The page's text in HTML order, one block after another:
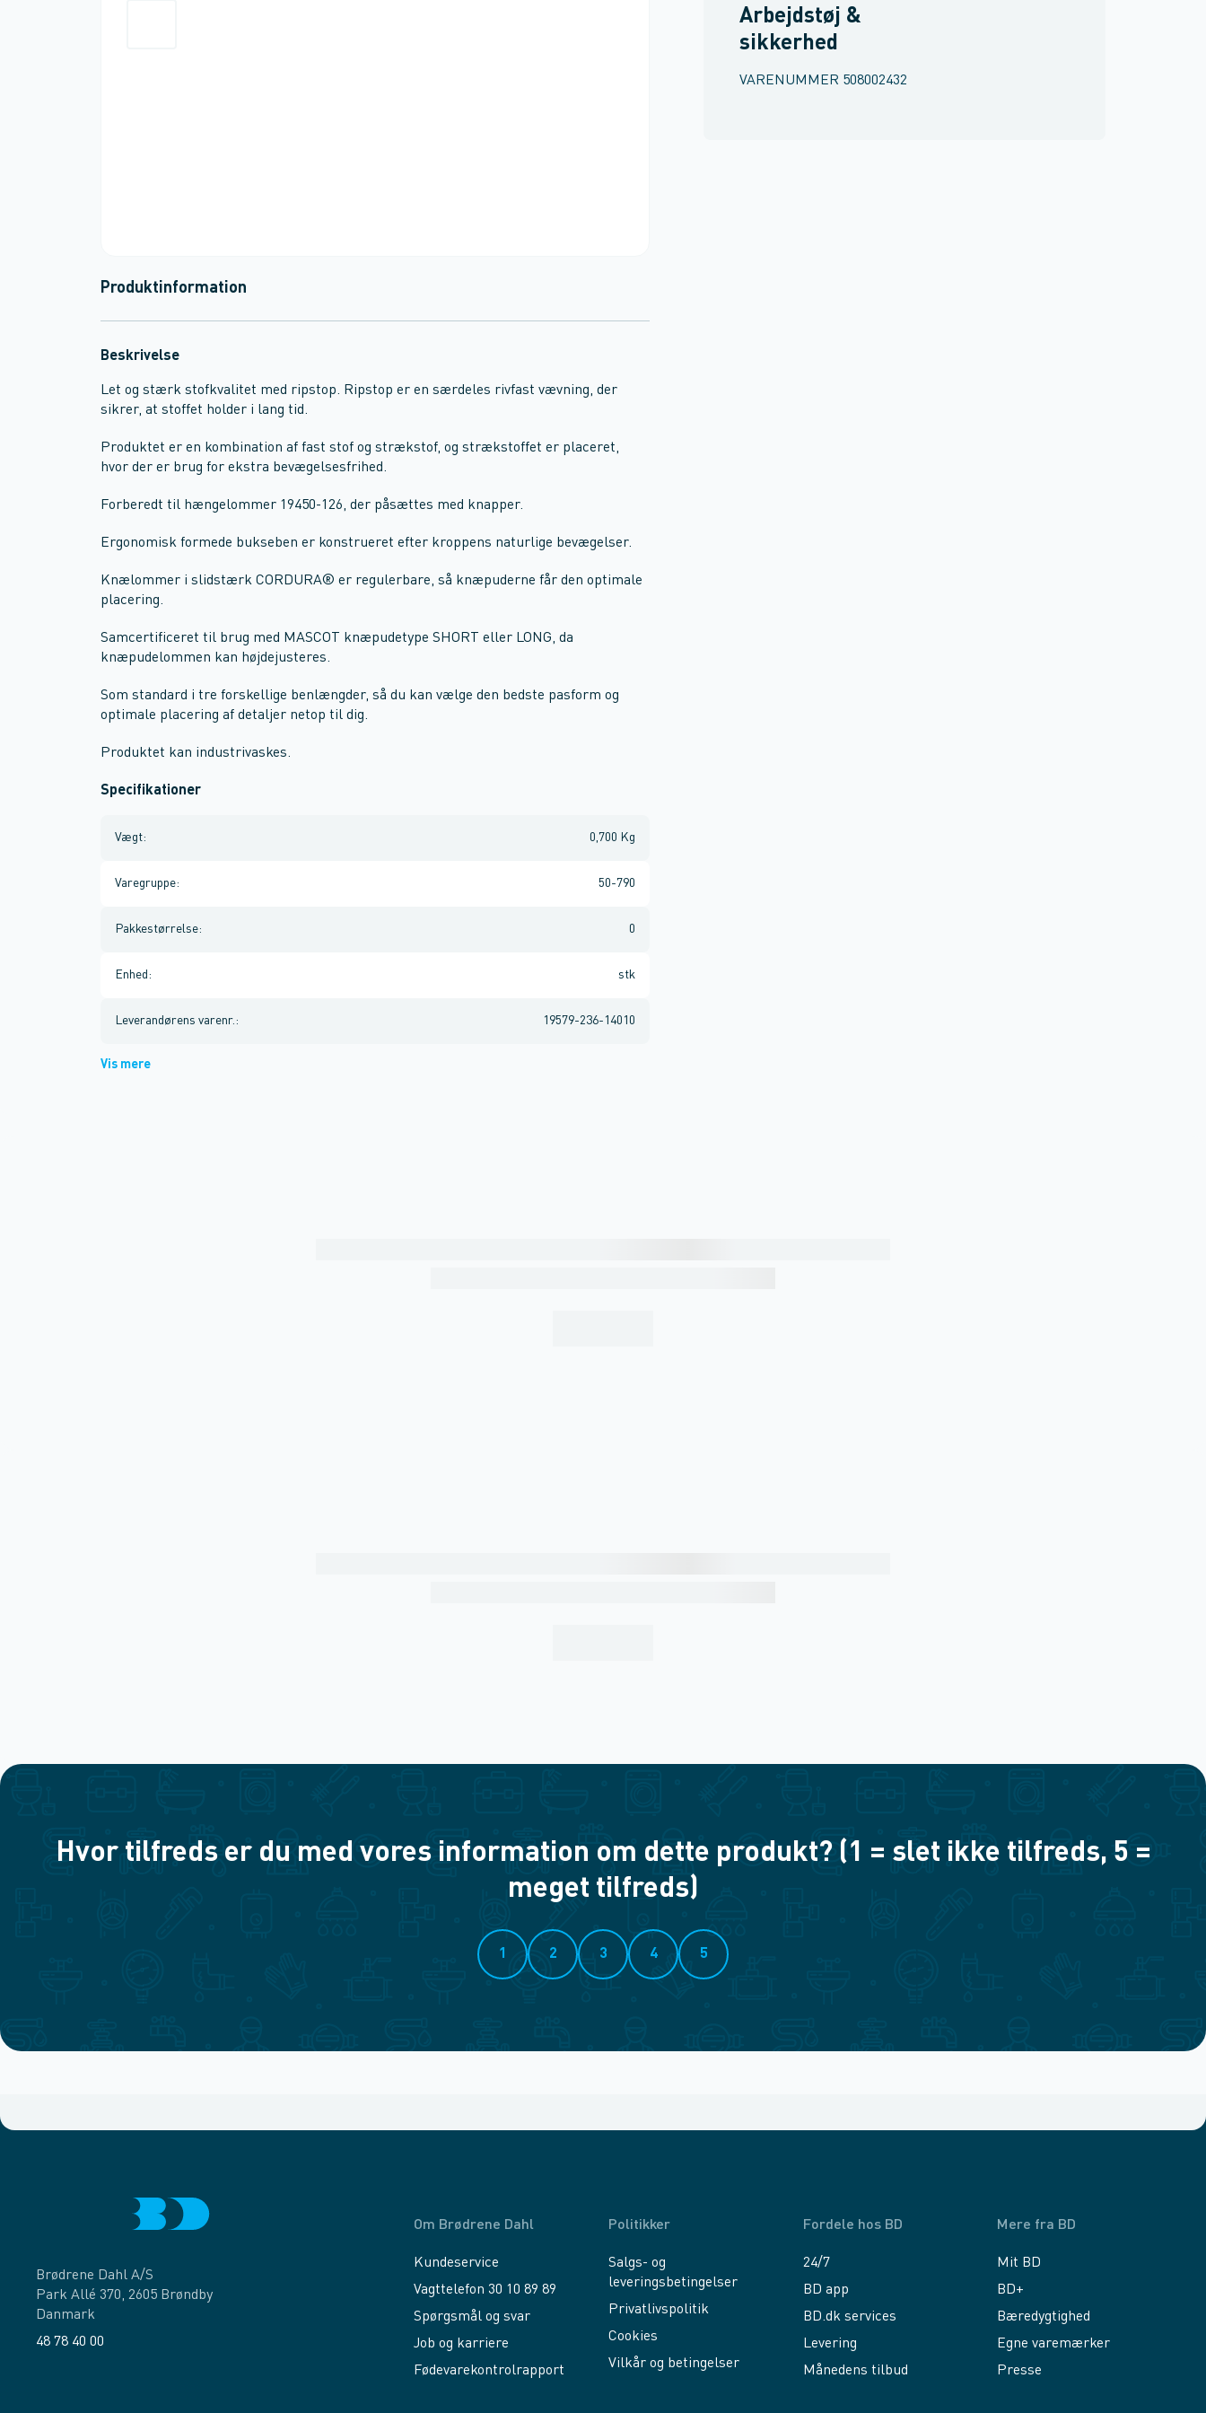
Arbejdstøj &
sikkerhed
VARENUMMER 508002432
Produktinformation
Beskrivelse
Let og stærk stofkvalitet med ripstop. Ripstop er en særdeles rivfast vævning, der
sikrer, at stoffet holder i lang tid.
Produktet er en kombination af fast stof og strækstof, og strækstoffet er placeret,
hvor der er brug for ekstra bevægelsesfrihed.
Forberedt til hængelommer 19450-126, der påsættes med knapper.
Ergonomisk formede bukseben er konstrueret efter kroppens naturlige bevægelser.
Knælommer i slidstærk CORDURA® er regulerbare, så knæpuderne får den optimale
placering.
Samcertificeret til brug med MASCOT knæpudetype SHORT eller LONG, da
knæpudelommen kan højdejusteres.
Som standard i tre forskellige benlængder, så du kan vælge den bedste pasform og
optimale placering af detaljer netop til dig.
Produktet kan industrivaskes.
Specifikationer
Vægt: 0,700 Kg
Varegruppe: 50-790
Pakkestørrelse: 0
Enhed : stk
Leverandørens varenr. : 19579-236-14010
Vis mere
Hvor tilfreds er du med vores information om dette produkt? (1 = slet ikke tilfreds, 5 =
meget tilfreds)
1 2 3 4 5
Brødrene Dahl A/S
Park Allé 370, 2605 Brøndby
Danmark
48 78 40 00
Om Brødrene Dahl
Kundeservice
Vagttelefon 30 10 89 89
Spørgsmål og svar
Job og karriere
Fødevarekontrolrapport
Politikker
Salgs- og
leveringsbetingelser
Privatlivspolitik
Cookies
Vilkår og betingelser
Fordele hos BD
24/7
BD app
BD.dk services
Levering
Månedens tilbud
Mere fra BD
Mit BD
BD+
Bæredygtighed
Egne varemærker
Presse